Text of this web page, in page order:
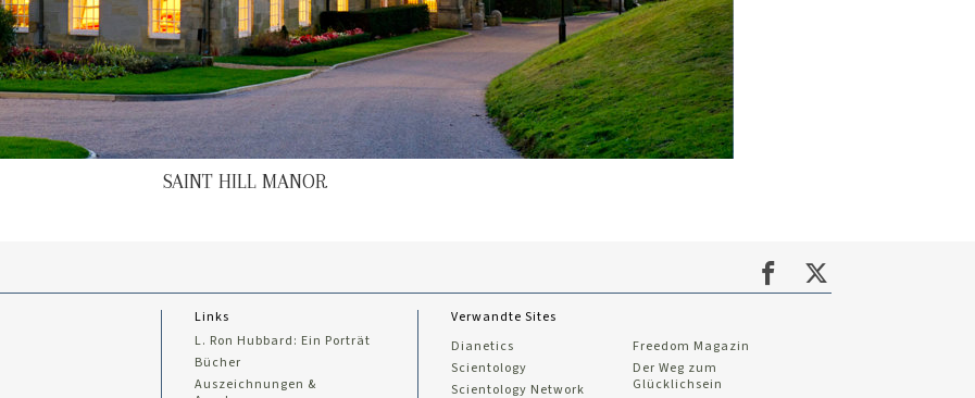
SAINT HILL MANOR
Links
L. Ron Hubbard: Ein Porträt
Bücher
Auszeichnungen &
Verwandte Sites
Dianetics
Scientology
Scientology Network
Freedom Magazin
Der Weg zum
Glücklichsein